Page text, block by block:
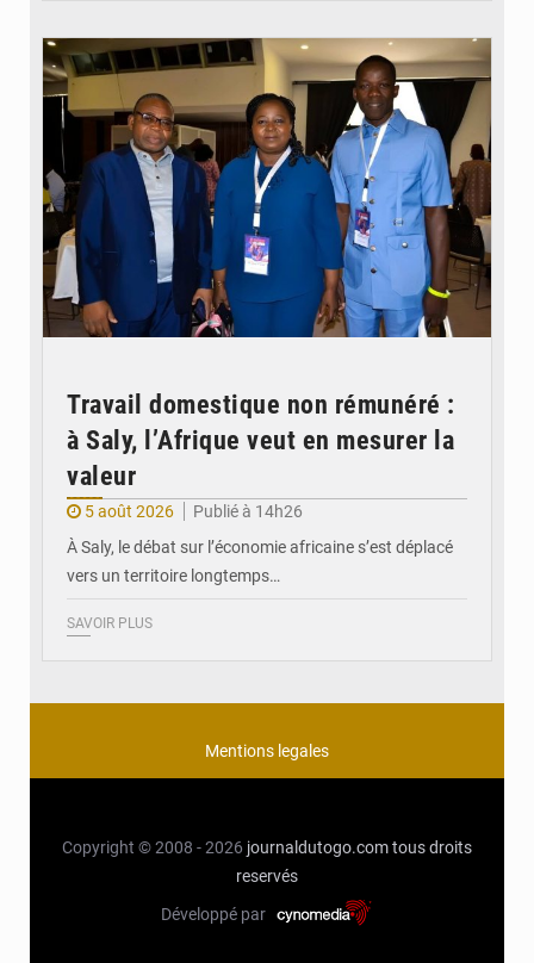
Travail domestique non rémunéré :
à Saly, l’Afrique veut en mesurer la
valeur
5 août 2026
Publié à 14h26
À Saly, le débat sur l’économie africaine s’est déplacé
vers un territoire longtemps…
SAVOIR PLUS
Mentions legales
Copyright © 2008 - 2026 journaldutogo.comtous droits
reservés
Développé par